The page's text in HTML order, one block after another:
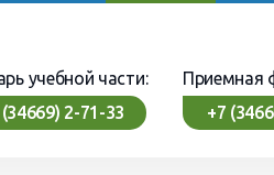
учебной части:
(34669) 2-71-33
Приемная
+7